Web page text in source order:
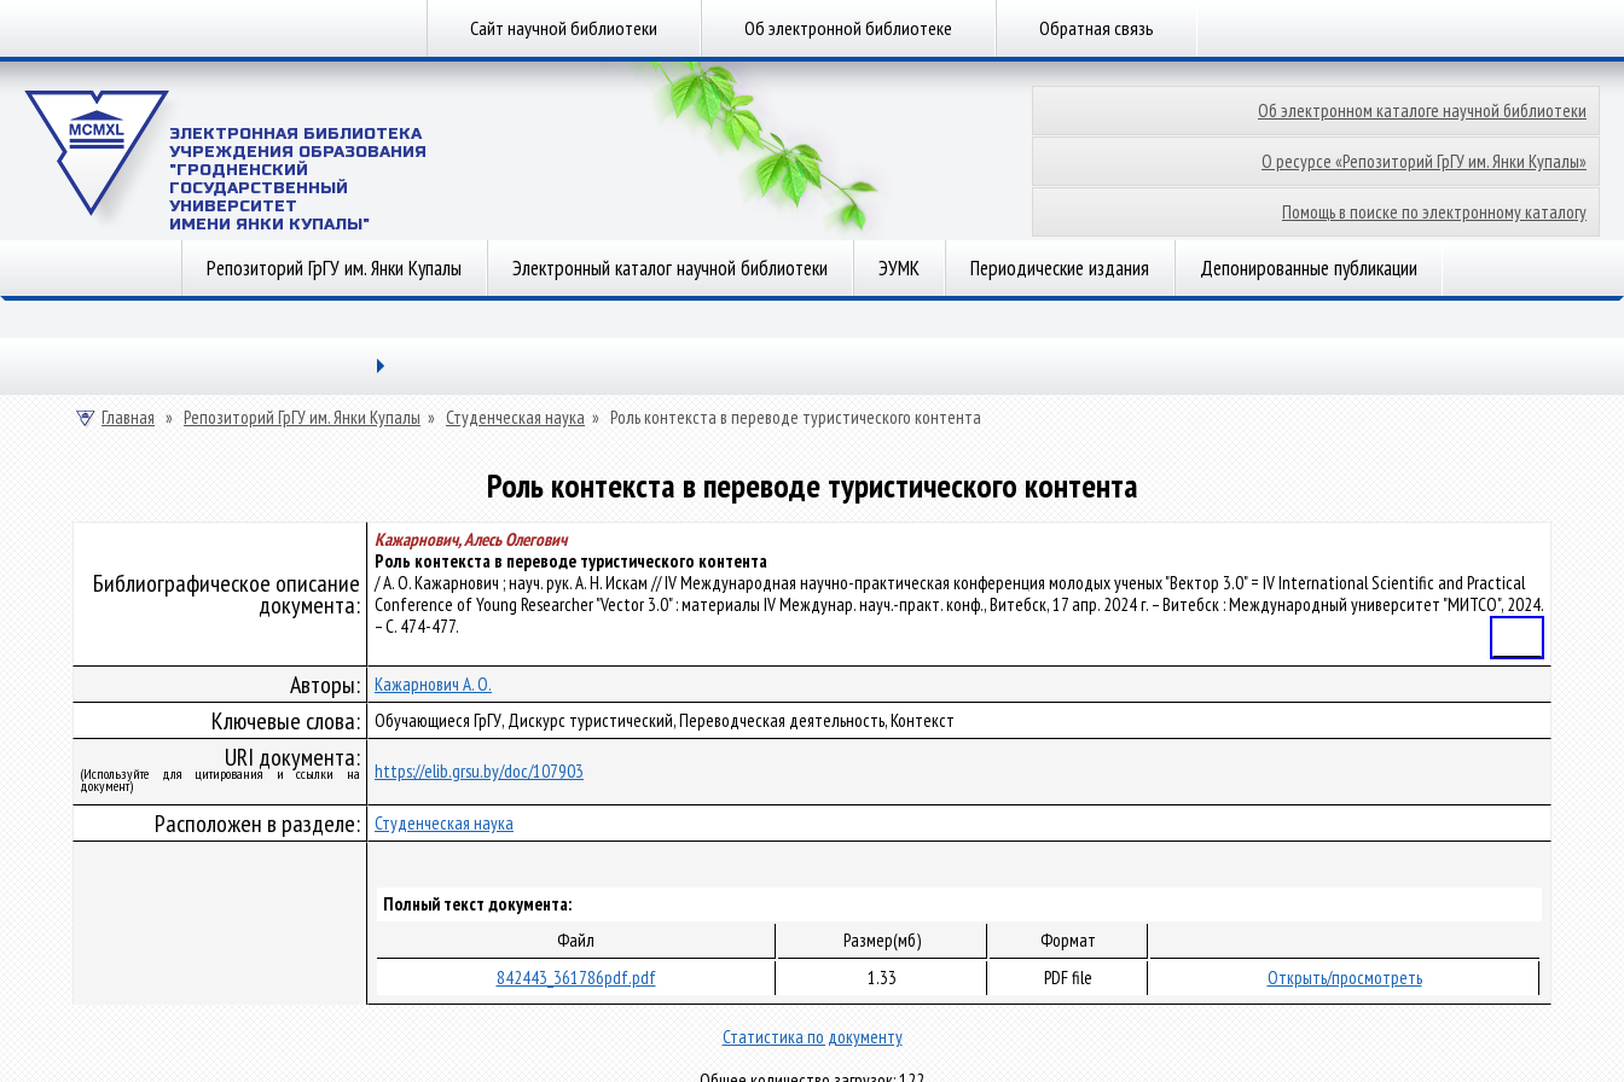
Сайт научной библиотеки Об электронной библиотеке Обратная связь
ЭЛЕКТРОННАЯ БИБЛИОТЕКА
УЧРЕЖДЕНИЯ ОБРАЗОВАНИЯ
"ГРОДНЕНСКИЙ
ГОСУДАРСТВЕННЫЙ
УНИВЕРСИТЕТ
ИМЕНИ ЯНКИ КУПАЛЫ"
Об электронном каталоге научной библиотеки
О ресурсе «Репозиторий ГрГУ им. Янки Купалы»
Помощь в поиске по электронному каталогу
Репозиторий ГрГУ им. Янки Купалы Электронный каталог научной библиотеки ЭУМК Периодические издания Депонированные публикации
Главная » Репозиторий ГрГУ им. Янки Купалы » Студенческая наука » Роль контекста в переводе туристического контента
Роль контекста в переводе туристического контента
Библиографическое описание
документа:
Кажарнович, Алесь Олегович
Роль контекста в переводе туристического контента
/ А. О. Кажарнович ; науч. рук. А. Н. Искам // IV Международная научно-практическая конференция молодых ученых "Вектор 3.0" = IV International Scientific and Practical
Conference of Young Researcher "Vector 3.0" : материалы IV Междунар. науч.-практ. конф., Витебск, 17 апр. 2024 г. – Витебск : Международный университет "МИТСО", 2024.
– С. 474-477.
Авторы: Кажарнович А. О.
Ключевые слова: Обучающиеся ГрГУ, Дискурс туристический, Переводческая деятельность, Контекст
URI документа:
(Используйте для цитирования и ссылки на
документ)
https://elib.grsu.by/doc/107903
Расположен в разделе: Студенческая наука
Полный текст документа:
Файл
Размер(мб)
Формат
842443_361786pdf.pdf
1.33 PDF file Открыть/просмотреть
Статистика по документу